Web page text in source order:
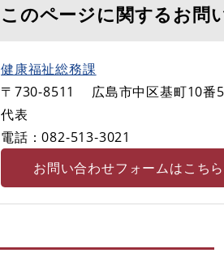
このページに関するお問
健康福祉総務課
〒730-8511
広島市中区基町10番
代表
電話：082-513‐3021
お問い合わせフォームはこち